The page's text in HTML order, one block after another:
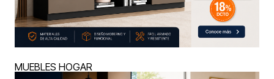
MUEBLES HOGAR